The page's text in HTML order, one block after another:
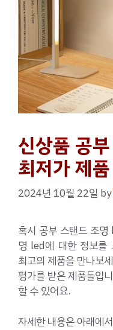
신상품 공
최저가 제
2024년 10월 22일 by
혹시 공부 스탠드 조
명 led에 대한 정보를
최고의 제품을 만나보
평가를 받은 제품들입
할 수 있어요.
자세한 내용은 아래에